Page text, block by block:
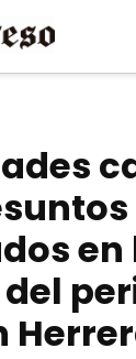
en